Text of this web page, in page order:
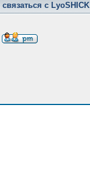
связаться с LyoSHICK